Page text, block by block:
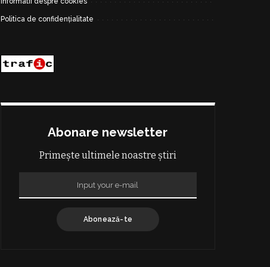
Politica de confidențialitate
Abonare newsletter
Primește ultimele noastre știri
Abonează-te